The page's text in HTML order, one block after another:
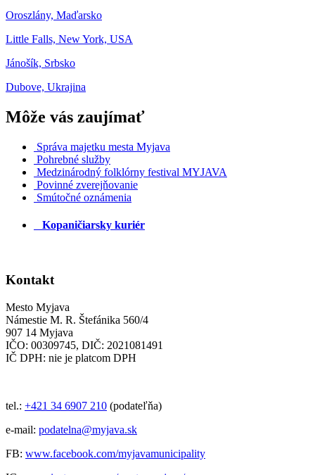
Oroszlány, Maďarsko
Little Falls, New York, USA
Jánošík, Srbsko
Dubove, Ukrajina
Môže vás zaujímať
Správa majetku mesta Myjava
Pohrebné služby
Medzinárodný folklórny festival MYJAVA
Povinné zverejňovanie
Smútočné oznámenia
Kopaničiarsky kuriér
Kontakt
Mesto Myjava
Námestie M. R. Štefánika 560/4
907 14 Myjava
IČO: 00309745, DIČ: 2021081491
IČ DPH: nie je platcom DPH
tel.: +421 34 6907 210 (podateľňa)
e-mail: podatelna@myjava.sk
FB: www.facebook.com/myjavamunicipality